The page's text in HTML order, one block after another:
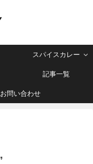
スパイスカレー
記事一覧
お問い合わせ